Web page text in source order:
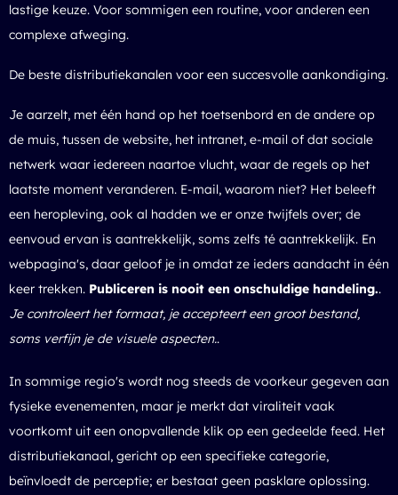
lastige keuze. Voor sommigen een routine, voor anderen een
complexe afweging.
De beste distributiekanalen voor een succesvolle aankondiging.
Je aarzelt, met één hand op het toetsenbord en de andere op
de muis, tussen de website, het intranet, e-mail of dat sociale
netwerk waar iedereen naartoe vlucht, waar de regels op het
laatste moment veranderen. E-mail, waarom niet? Het beleeft
een heropleving, ook al hadden we er onze twijfels over; de
eenvoud ervan is aantrekkelijk, soms zelfs té aantrekkelijk. En
webpagina's, daar geloof je in omdat ze ieders aandacht in één
keer trekken. Publiceren is nooit een onschuldige handeling..
Je controleert het formaat, je accepteert een groot bestand,
soms verfijn je de visuele aspecten..
In sommige regio's wordt nog steeds de voorkeur gegeven aan
fysieke evenementen, maar je merkt dat viraliteit vaak
voortkomt uit een onopvallende klik op een gedeelde feed. Het
distributiekanaal, gericht op een specifieke categorie,
beïnvloedt de perceptie; er bestaat geen pasklare oplossing.